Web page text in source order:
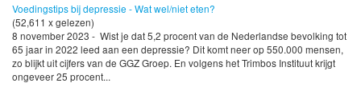
Voedingstips bij depressie - Wat wel/niet eten?
(52,611 x gelezen)
8 november 2023 - Wist je dat 5,2 procent van de Nederlandse bevolking tot
65 jaar in 2022 leed aan een depressie? Dit komt neer op 550.000 mensen,
zo blijkt uit cijfers van de GGZ Groep. En volgens het Trimbos Instituut krijgt
ongeveer 25 procent...